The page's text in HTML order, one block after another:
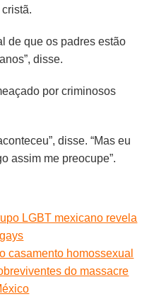
de que os padres estão
disse.
por criminosos
disse. “Mas eu
assim me preocupe”.
LGBT mexicano revela
casamento homossexual
do massacre